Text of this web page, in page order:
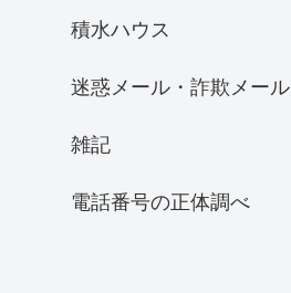
積水ハウス
迷惑メール・詐欺メール
雑記
電話番号の正体調べ